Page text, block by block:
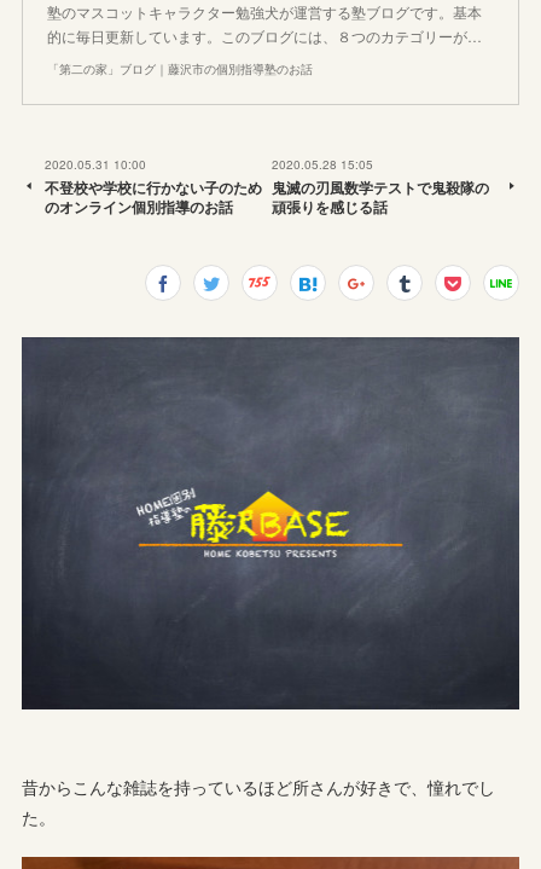
塾のマスコットキャラクター勉強犬が運営する塾ブログです。基本
的に毎日更新しています。このブログには、８つのカテゴリーが…
「第二の家」ブログ｜藤沢市の個別指導塾のお話
2020.05.31 10:00
不登校や学校に行かない子のため
のオンライン個別指導のお話
2020.05.28 15:05
鬼滅の刃風数学テストで鬼殺隊の
頑張りを感じる話
昔からこんな雑誌を持っているほど所さんが好きで、憧れでし
た。